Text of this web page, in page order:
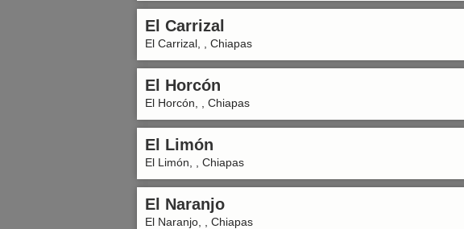
El Carrizal
El Carrizal, , Chiapas
El Horcón
El Horcón, , Chiapas
El Limón
El Limón, , Chiapas
El Naranjo
El Naranjo, , Chiapas